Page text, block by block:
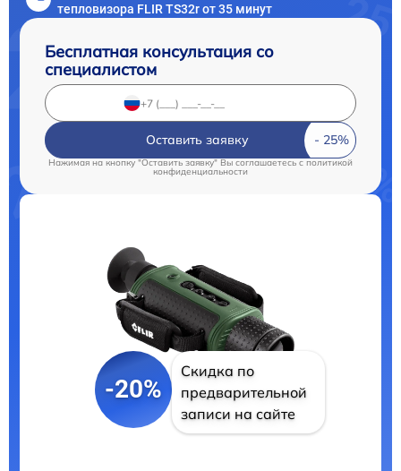
тепловизора FLIR TS32r от 35 минут
Бесплатная консультация со
специалистом
Оставить заявку
Нажимая на кнопку "Оставить заявку" Вы соглашаетесь c политикой
конфиденциальности
-20%
Скидка по
предварительной
записи на сайте